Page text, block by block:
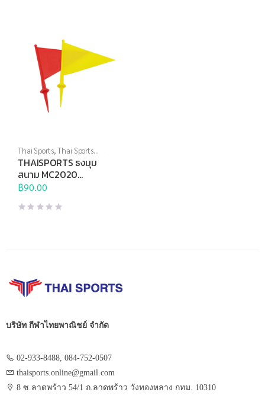
Thai Sports,Thai Sports
Brand,อุปกรณ์สนาม ,อุปกรณ์
สนามอื่นๆ
THAISPORTS ธงมุม
สนาม MC2020
พลาสติก Corner Flag
฿90.00
บริษัท กีฬาไทยพาณิชย์ จำกัด
02-933-8488, 084-752-0507
thaisports.online@gmail.com
8 ซ.ลาดพร้าว 54/1 ถ.ลาดพร้าว วังทองหลาง กทม. 10310